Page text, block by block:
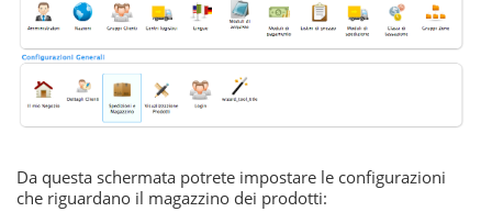
Da questa schermata potrete impostare le configurazioni
che riguardano il magazzino dei prodotti: